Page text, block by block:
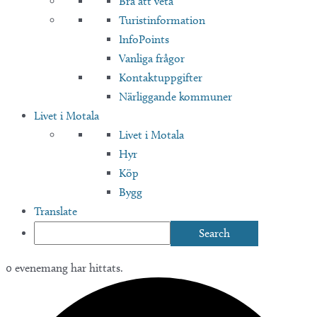
Turistinformation
InfoPoints
Vanliga frågor
Kontaktuppgifter
Närliggande kommuner
Livet i Motala
Livet i Motala
Hyr
Köp
Bygg
Translate
0 evenemang har hittats.